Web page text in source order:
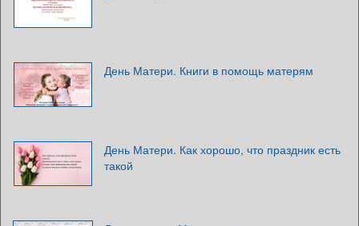
День Матери. Книги в помощь матерям
День Матери. Как хорошо, что праздник есть
такой